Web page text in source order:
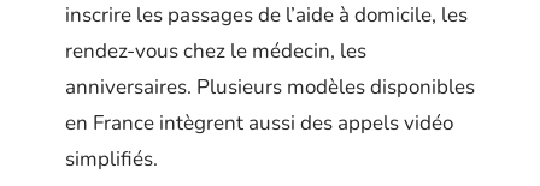
inscrire les passages de l’aide à domicile, les
rendez-vous chez le médecin, les
anniversaires. Plusieurs modèles disponibles
en France intègrent aussi des appels vidéo
simplifiés.